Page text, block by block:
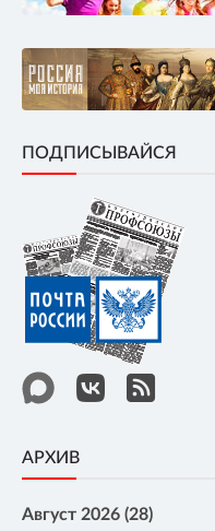
ПОДПИСЫВАЙСЯ
АРХИВ
Август 2026 (28)